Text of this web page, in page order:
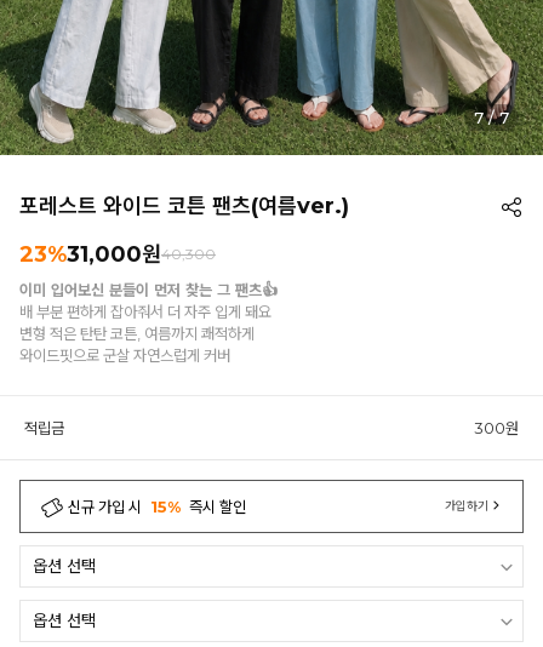
7 / 7
포레스트 와이드 코튼 팬츠(여름ver.)
23%31,000원40,300
이미 입어보신 분들이 먼저 찾는 그 팬츠👍
배 부분 편하게 잡아줘서 더 자주 입게 돼요
변형 적은 탄탄 코튼, 여름까지 쾌적하게
와이드핏으로 군살 자연스럽게 커버
적립금 300원
신규 가입 시 15% 즉시 할인 가입하기